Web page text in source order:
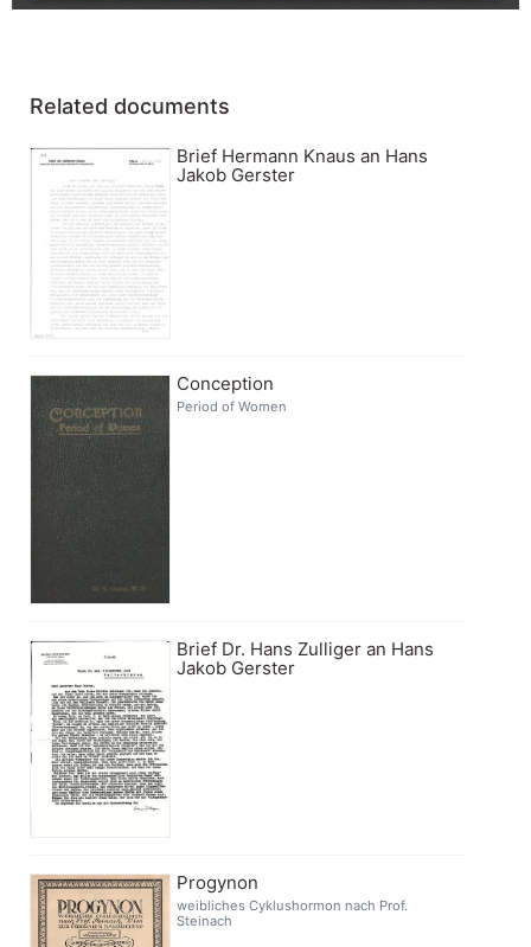
Related documents
Brief Hermann Knaus an Hans
Jakob Gerster
Conception
Period of Women
Brief Dr. Hans Zulliger an Hans
Jakob Gerster
Progynon
weibliches Cyklushormon nach Prof.
Steinach